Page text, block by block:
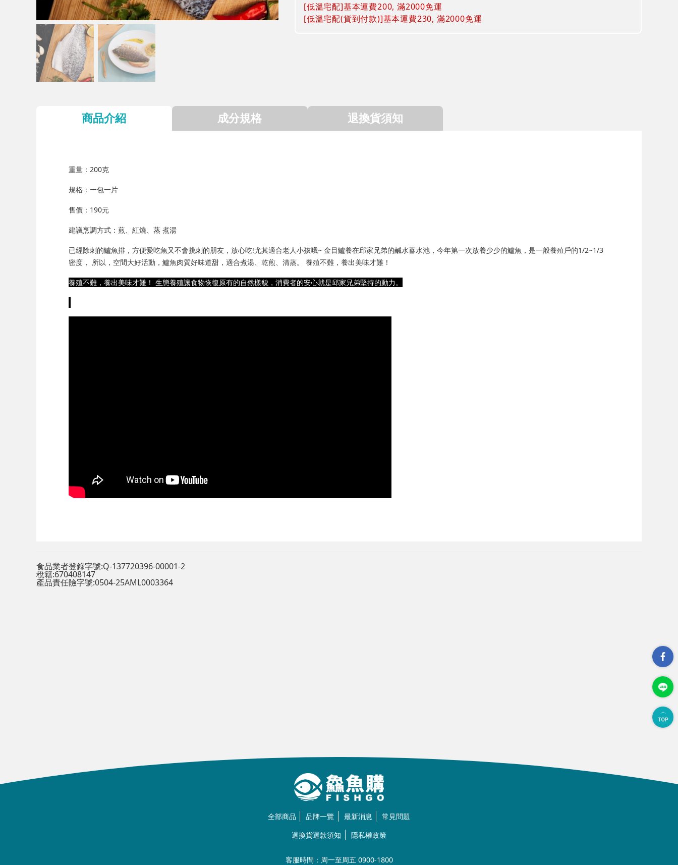
[低溫宅配]基本運費200, 滿2000免運
[低溫宅配(貨到付款)]基本運費230, 滿2000免運
商品介紹 成分規格 退換貨須知
重量：200克
規格：一包一片
售價：190元
建議烹調方式：煎、紅燒、蒸 煮湯
已經除刺的鱸魚排，方便愛吃魚又不會挑刺的朋友，放心吃!尤其適合老人小孩哦~ 金目鱸養在邱家兄弟的鹹水蓄水池，今年第一次放養少少的鱸魚，是一般養殖戶的1/2~1/3
密度， 所以，空間大好活動，鱸魚肉質好味道甜，適合煮湯、乾煎、清蒸。 養殖不難，養出美味才難！
養殖不難，養出美味才難！ 生態養殖讓食物恢復原有的自然樣貌，消費者的安心就是邱家兄弟堅持的動力。
食品業者登錄字號:Q-137720396-00001-2
稅籍:670408147
產品責任險字號:0504-25AML0003364
全部商品 品牌一覽 最新消息
常見問題
退換貨退款須知
隱私權政策
客服時間：周一至周五 0900-1800